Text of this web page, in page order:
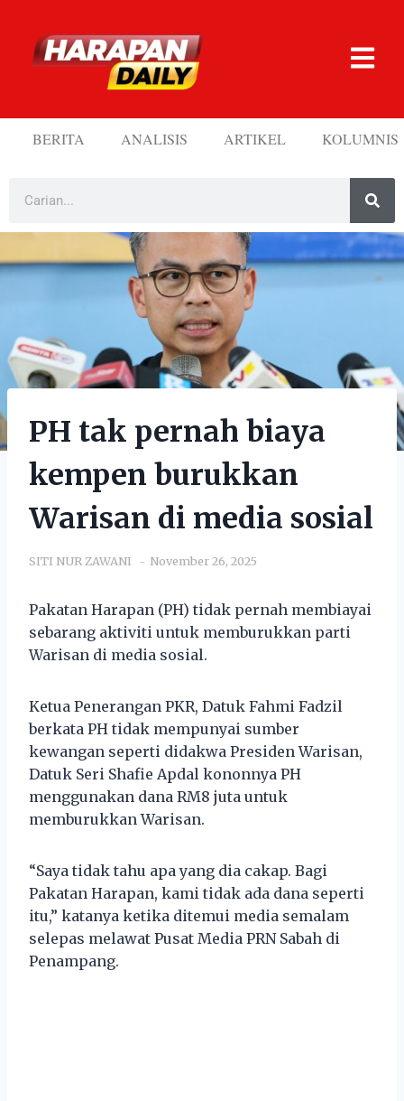
BERITA ANALISIS ARTIKEL KOLUMNIS
PH tak pernah biaya
kempen burukkan
Warisan di media sosial
SITI NUR ZAWANI November 26, 2025
Pakatan Harapan (PH) tidak pernah membiayai
sebarang aktiviti untuk memburukkan parti
Warisan di media sosial.
Ketua Penerangan PKR, Datuk Fahmi Fadzil
berkata PH tidak mempunyai sumber
kewangan seperti didakwa Presiden Warisan,
Datuk Seri Shafie Apdal kononnya PH
menggunakan dana RM8 juta untuk
memburukkan Warisan.
“Saya tidak tahu apa yang dia cakap. Bagi
Pakatan Harapan, kami tidak ada dana seperti
itu,” katanya ketika ditemui media semalam
selepas melawat Pusat Media PRN Sabah di
Penampang.